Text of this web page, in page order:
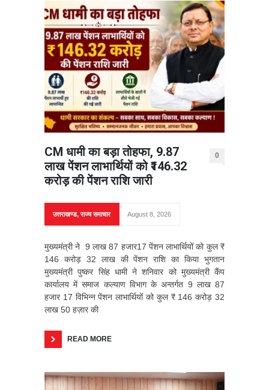
CM धामी का बड़ा तोहफा, 9.87
लाख पेंशन लाभार्थियों को ₹146.32
करोड़ की पेंशन राशि जारी
0
उत्तराखण्ड,राज्य समाचार August 8, 2026
मुख्यमंत्री ने 9 लाख 87 हजार17 पेंशन लाभार्थियों को कुल ₹
146 करोड़ 32 लाख की पेंशन राशि का किया भुगतान
मुख्यमंत्री पुष्कर सिंह धामी ने शनिवार को मुख्यमंत्री कैंप
कार्यालय में समाज कल्याण विभाग के अन्तर्गत 9 लाख 87
हजार 17 विभिन्न पेंशन लाभार्थियों को कुल ₹ 146 करोड़ 32
लाख 50 हज़ार की
READ MORE